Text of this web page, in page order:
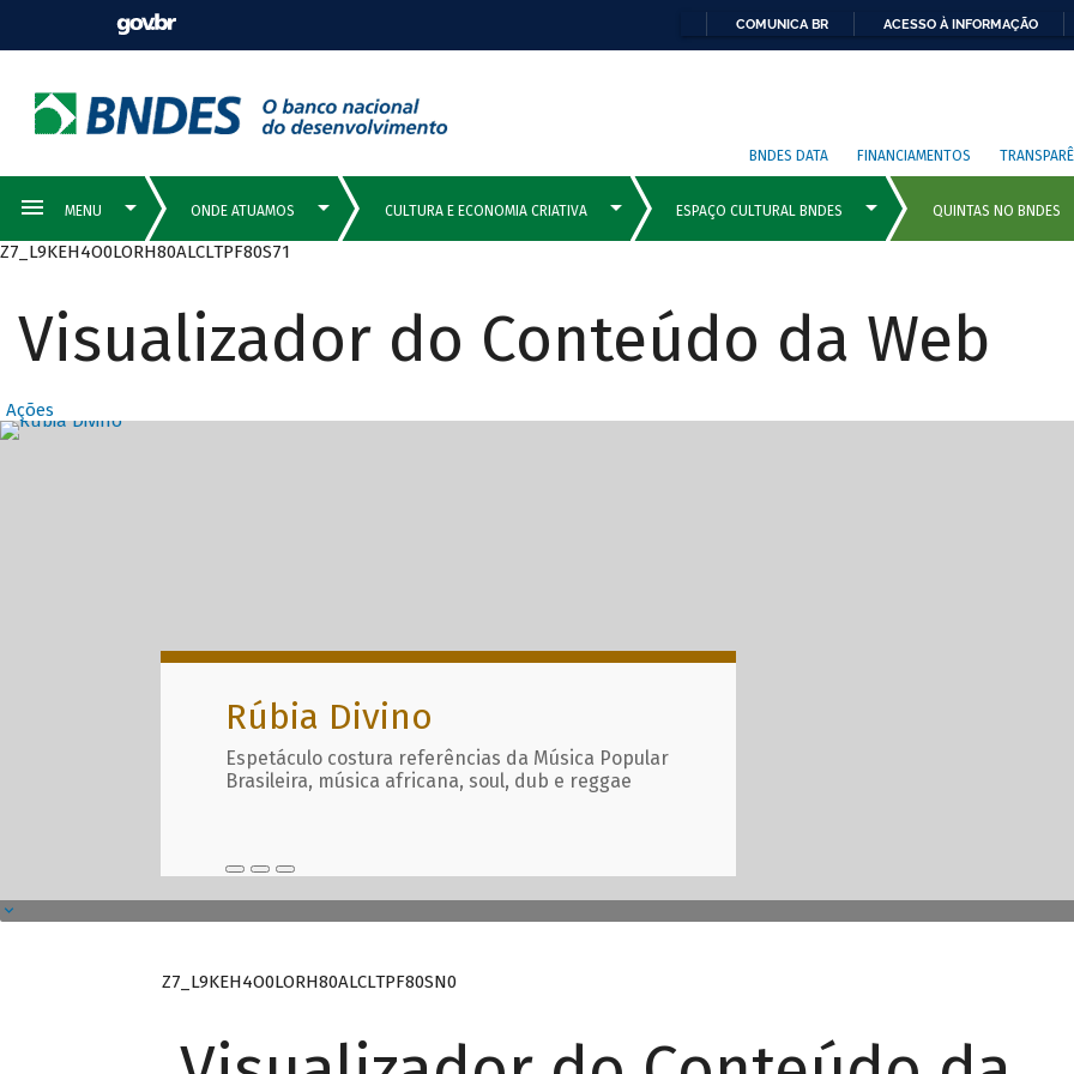
COMUNICA BR ACESSO À INFORMAÇÃO
BNDES DATA FINANCIAMENTOS
Z7_L9KEH4O0LORH80ALCLTPF80S71
Visualizador do Conteúdo da Web
Ações
Destaques Principais com
Rúbia Divino
Espetáculo costura referências da Música Popular
Brasileira, música africana, soul, dub e reggae
Z7_L9KEH4O0LORH80ALCLTPF80SN0